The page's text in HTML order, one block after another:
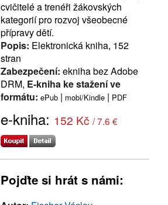
cvičitelé a trenéři žákovských
kategorií pro rozvoj všeobecné
přípravy dětí.
Popis: Elektronická kniha, 152
stran
Zabezpečení: ekniha bez Adobe
DRM, E-kniha ke stažení ve
formátu: ePub | mobi/Kindle | PDF
e-kniha: 152 Kč / 7.6 €
Pojďte si hrát s námi: